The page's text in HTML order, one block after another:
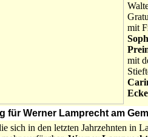
mit
mit
für Werner Lamprecht am
sich in den letzten Jahrzehnten in